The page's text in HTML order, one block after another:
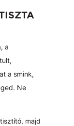
a
a smink,
Ne
majd